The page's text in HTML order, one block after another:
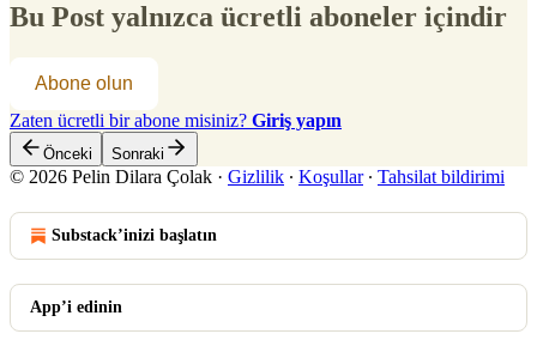
Bu Post yalnızca ücretli aboneler içindir
Abone olun
Zaten ücretli bir abone misiniz? Giriş yapın
Önceki Sonraki
© 2026 Pelin Dilara Çolak · Gizlilik ∙ Koşullar∙ Tahsilat bildirimi
Substack’inizi başlatın
App’i edinin